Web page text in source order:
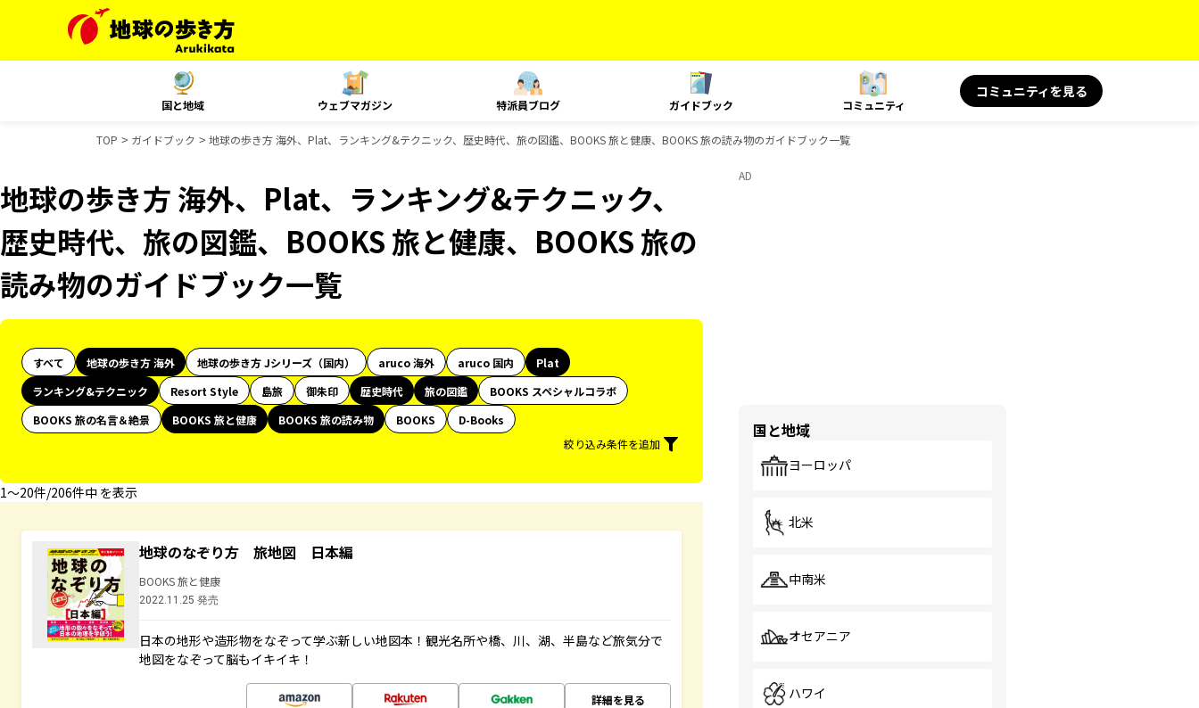
国と地域 ウェブマガジン 特派員ブログ ガイドブック コミュニティ
コミュニティを見る
TOP ガイドブック 地球の歩き方 海外、Plat、ランキング&テクニック、歴史時代、旅の図鑑、BOOKS 旅と健康、BOOKS 旅の読み物のガイドブック一覧
地球の歩き方 海外、Plat、ランキング&テクニック、
歴史時代、旅の図鑑、BOOKS 旅と健康、BOOKS 旅の
読み物のガイドブック一覧
すべて 地球の歩き方 海外 地球の歩き方 Jシリーズ（国内） aruco 海外 aruco 国内
Plat
ランキング&テクニック
Resort Style 島旅 御朱印 歴史時代 旅の図鑑
BOOKS スペシャルコラボ
BOOKS 旅の名言＆絶景
BOOKS 旅と健康 BOOKS 旅の読み物 BOOKS
D-Books
絞り込み条件を追加
1〜20件/206件中 を表示
地球のなぞり方 旅地図 日本編
BOOKS 旅と健康
2022.11.25 発売
日本の地形や造形物をなぞって学ぶ新しい地図本！観光名所や橋、川、湖、半島など旅気分で
地図をなぞって脳もイキイキ！
詳細を見る
AD
国と地域
ヨーロッパ
北米
中南米
オセアニア
ハワイ